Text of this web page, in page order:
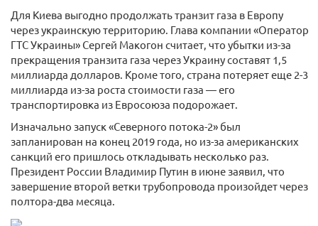
Для Киева выгодно продолжать транзит газа в Европу
через украинскую территорию. Глава компании «Оператор
ГТС Украины» Сергей Макогон считает, что убытки из-за
прекращения транзита газа через Украину составят 1,5
миллиарда долларов. Кроме того, страна потеряет еще 2-3
миллиарда из-за роста стоимости газа — его
транспортировка из Евросоюза подорожает.
Изначально запуск «Северного потока-2» был
запланирован на конец 2019 года, но из-за американских
санкций его пришлось откладывать несколько раз.
Президент России Владимир Путин в июне заявил, что
завершение второй ветки трубопровода произойдет через
полтора-два месяца.